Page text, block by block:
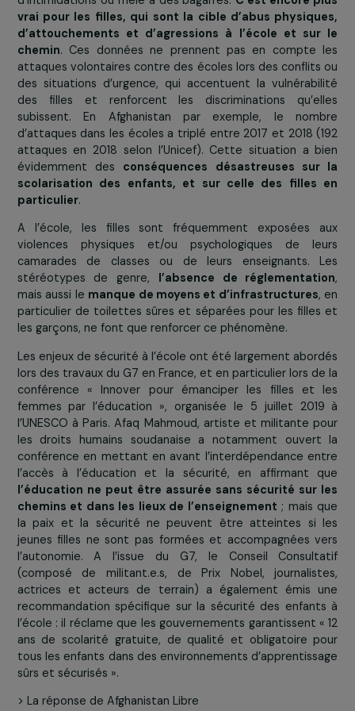
issues des familles les plus pauvrespour les
travail précoce et permettre leur autonomisation.
En savoir plus sur le projet
Obstacle n°3 : l’insécurité et les violences à
et sur le chemin
Selon un rapport de l’Unicef publié en septembre
l’échelle mondiale la moitié des élèves âgés de 13 à 15
soit environ 150 millions d’enfants, rapportent qu’ils
été victimes de violences entre pairs à l’école ou à
abords, et un écolier sur trois dit qu’il a été la
d’intimidations ou mêlé à des bagarres.C’est encore
vrai pour les filles, qui sont la cible d’abus
d’attouchements et d’agressions à l’école et
chemin. Ces données ne prennent pas en compte
attaques volontaires contre des écoles lors des
des situations d’urgence, qui accentuent la
des filles et renforcent les discriminations
subissent. En Afghanistan par exemple, le
d’attaques dans les écoles a triplé entre 2017 et 2018
attaques en 2018 selon l’Unicef). Cette situation a
évidemment des conséquences désastreuses
scolarisation des enfants, et sur celle des
particulier.
A l’école, les filles sont fréquemment exposées
violences physiques et/ou psychologiques de
camarades de classes ou de leurs enseignants.
stéréotypes de genre,l’absence de
mais aussi lemanque de moyens et d’infrastructures
particulier de toilettes sûres et séparées pour les
les garçons, ne font que renforcer ce phénomène.